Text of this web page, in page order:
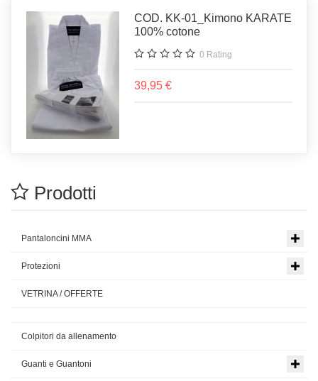
COD. KK-01_Kimono KARATE
100% cotone
0 Rating
39,95 €
Prodotti
Pantaloncini MMA
Protezioni
VETRINA / OFFERTE
Colpitori da allenamento
Guanti e Guantoni